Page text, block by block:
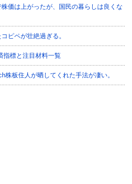
価は上がったが、国民の暮らしは良くな
ピペが壮絶過ぎる。
指標と注目材料一覧
株板住人が晒してくれた手法が凄い。